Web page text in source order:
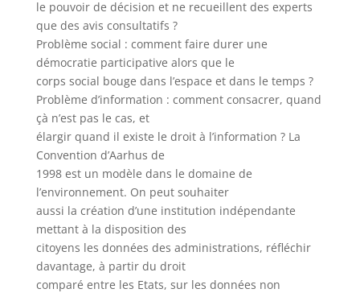
le pouvoir de décision et ne recueillent des experts
que des avis consultatifs ?
Problème social : comment faire durer une
démocratie participative alors que le
corps social bouge dans l’espace et dans le temps ?
Problème d’information : comment consacrer, quand
çà n’est pas le cas, et
élargir quand il existe le droit à l’information ? La
Convention d’Aarhus de
1998 est un modèle dans le domaine de
l’environnement. On peut souhaiter
aussi la création d’une institution indépendante
mettant à la disposition des
citoyens les données des administrations, réfléchir
davantage, à partir du droit
comparé entre les Etats, sur les données non